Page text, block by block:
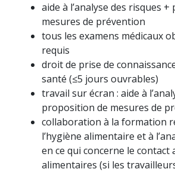
aide à l’analyse des risques
mesures de prévention
tous les examens médicaux
requis
droit de prise de
santé (≤5 jours ouvrables)
travail sur écran : aide à
proposition de mesures de
collaboration à la formation
l’hygiène alimentaire et à
en ce qui concerne le contact
alimentaires (si les